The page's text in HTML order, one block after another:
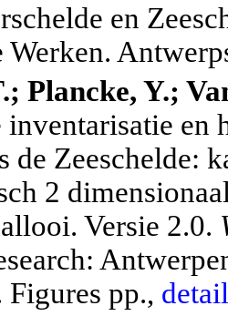
en
Werken.
Plancke, Y.;
en
de Zeeschelde:
2
Versie 2.0.
Figures pp.,